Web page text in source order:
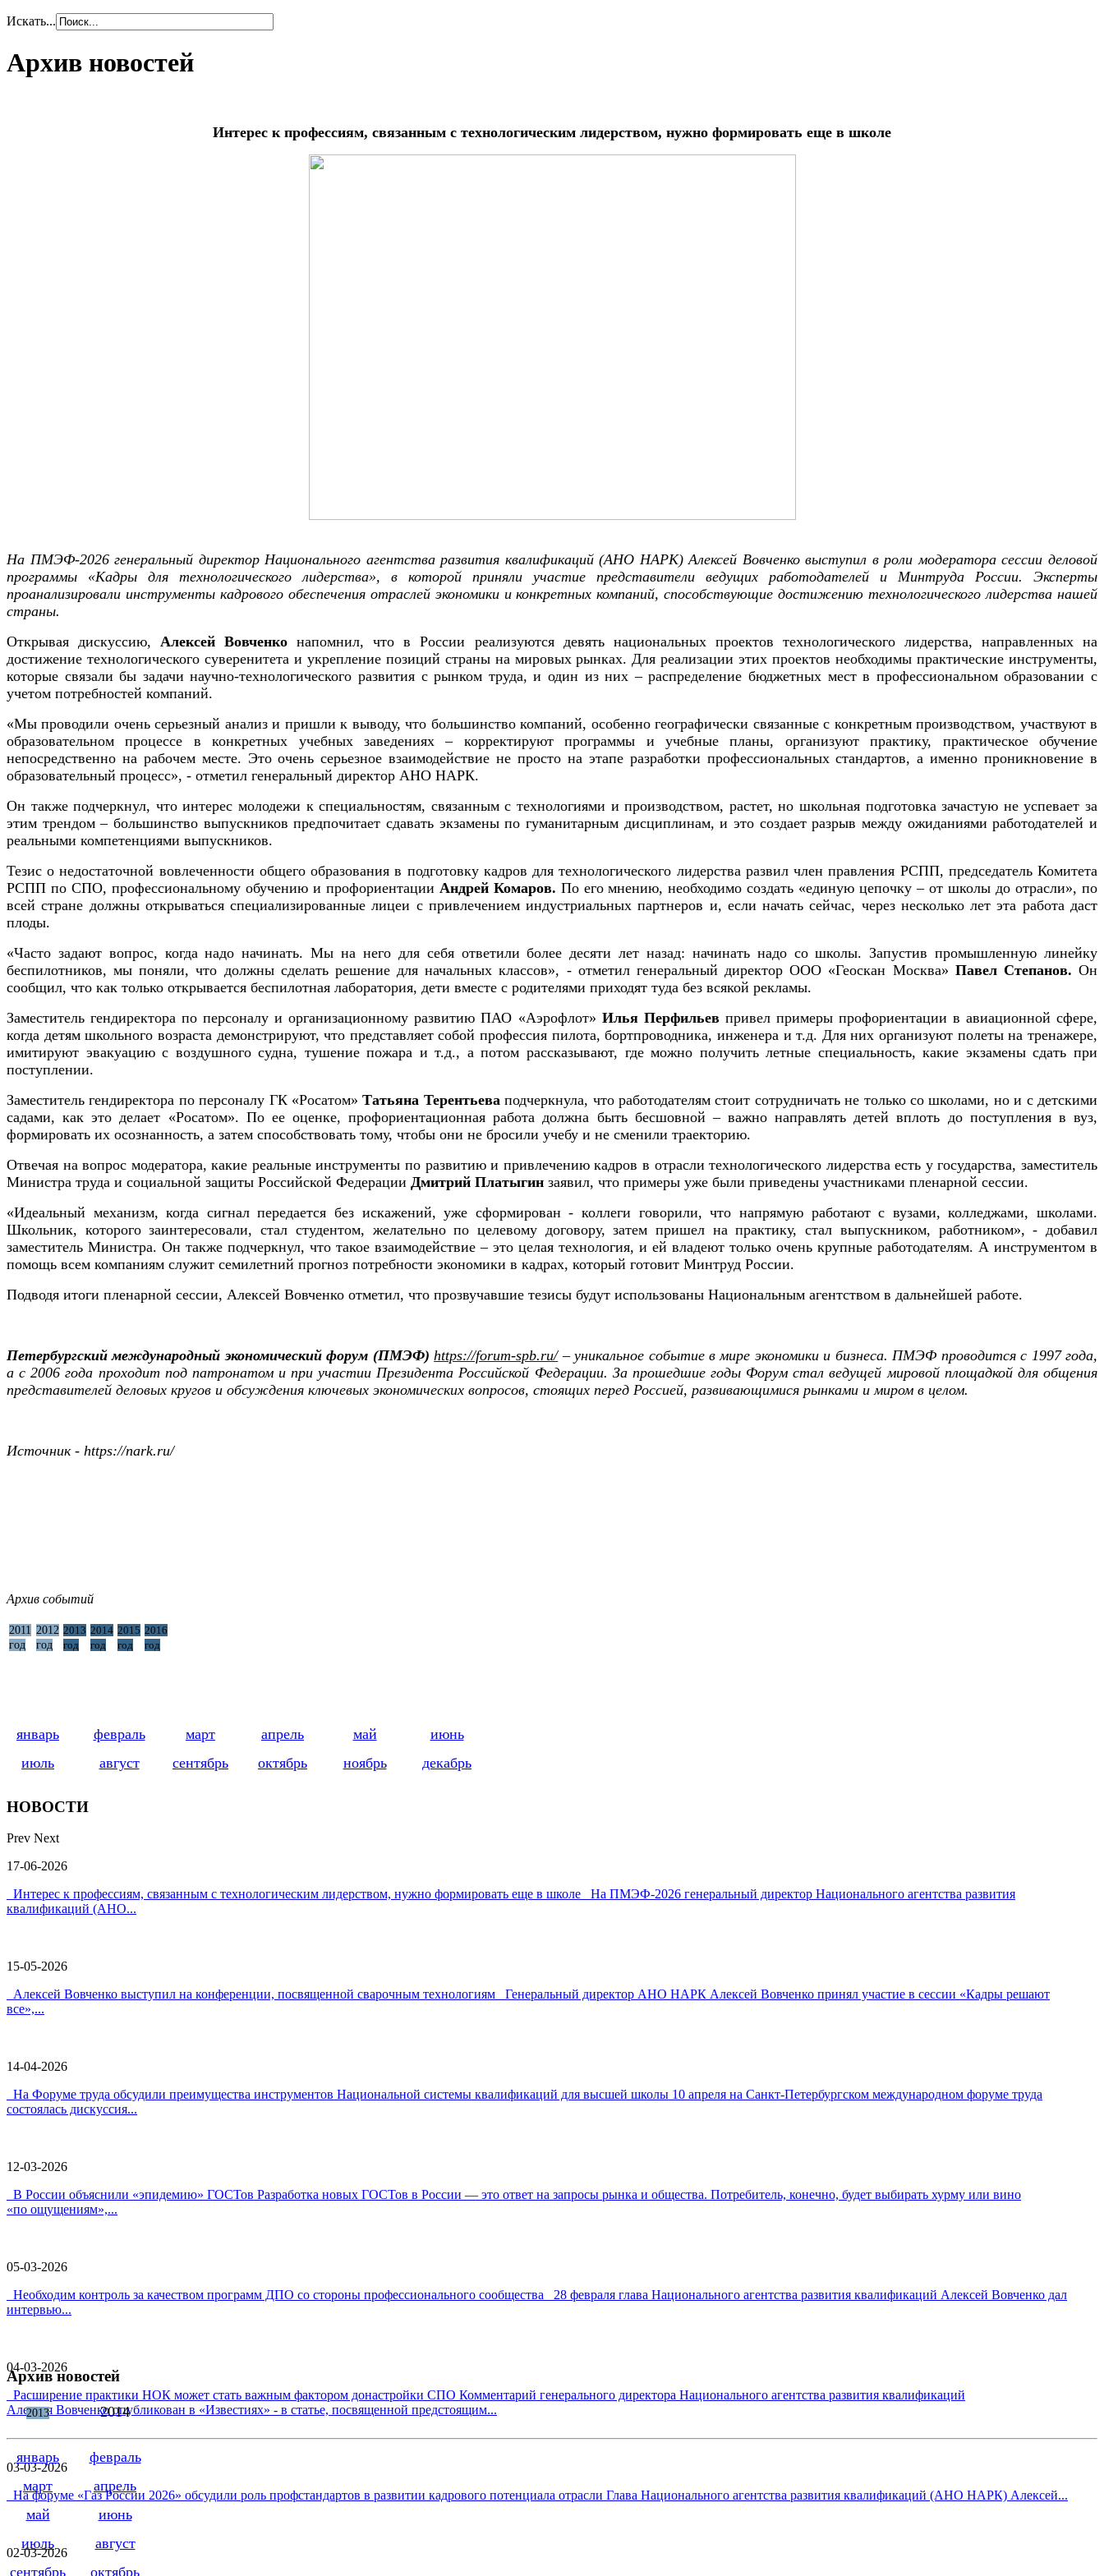
Искать...
Архив новостей
Интерес к профессиям, связанным с технологическим лидерством, нужно формировать еще в школе
На ПМЭФ-2026 генеральный директор Национального агентства развития квалификаций (АНО НАРК) Алексей Вовченко выступил в роли модератора сессии деловой
программы «Кадры для технологического лидерства», в которой приняли участие представители ведущих работодателей и Минтруда России. Эксперты
проанализировали инструменты кадрового обеспечения отраслей экономики и конкретных компаний, способствующие достижению технологического лидерства нашей
страны.
Открывая дискуссию, Алексей Вовченко напомнил, что в России реализуются девять национальных проектов технологического лидерства, направленных на
достижение технологического суверенитета и укрепление позиций страны на мировых рынках. Для реализации этих проектов необходимы практические инструменты,
которые связали бы задачи научно-технологического развития с рынком труда, и один из них – распределение бюджетных мест в профессиональном образовании с
учетом потребностей компаний.
«Мы проводили очень серьезный анализ и пришли к выводу, что большинство компаний, особенно географически связанные с конкретным производством, участвуют в
образовательном процессе в конкретных учебных заведениях – корректируют программы и учебные планы, организуют практику, практическое обучение
непосредственно на рабочем месте. Это очень серьезное взаимодействие не просто на этапе разработки профессиональных стандартов, а именно проникновение в
образовательный процесс», - отметил генеральный директор АНО НАРК.
Он также подчеркнул, что интерес молодежи к специальностям, связанным с технологиями и производством, растет, но школьная подготовка зачастую не успевает за
этим трендом – большинство выпускников предпочитает сдавать экзамены по гуманитарным дисциплинам, и это создает разрыв между ожиданиями работодателей и
реальными компетенциями выпускников.
Тезис о недостаточной вовлеченности общего образования в подготовку кадров для технологического лидерства развил член правления РСПП, председатель Комитета
РСПП по СПО, профессиональному обучению и профориентации Андрей Комаров. По его мнению, необходимо создать «единую цепочку – от школы до отрасли», по
всей стране должны открываться специализированные лицеи с привлечением индустриальных партнеров и, если начать сейчас, через несколько лет эта работа даст
плоды.
«Часто задают вопрос, когда надо начинать. Мы на него для себя ответили более десяти лет назад: начинать надо со школы. Запустив промышленную линейку
беспилотников, мы поняли, что должны сделать решение для начальных классов», - отметил генеральный директор ООО «Геоскан Москва» Павел Степанов. Он
сообщил, что как только открывается беспилотная лаборатория, дети вместе с родителями приходят туда без всякой рекламы.
Заместитель гендиректора по персоналу и организационному развитию ПАО «Аэрофлот» Илья Перфильевпривел примеры профориентации в авиационной сфере,
когда детям школьного возраста демонстрируют, что представляет собой профессия пилота, бортпроводника, инженера и т.д. Для них организуют полеты на тренажере,
имитируют эвакуацию с воздушного судна, тушение пожара и т.д., а потом рассказывают, где можно получить летные специальность, какие экзамены сдать при
поступлении.
Заместитель гендиректора по персоналу ГК «Росатом»Татьяна Терентьева подчеркнула, что работодателям стоит сотрудничать не только со школами, но и с детскими
садами, как это делает «Росатом». По ее оценке, профориентационная работа должна быть бесшовной – важно направлять детей вплоть до поступления в вуз,
формировать их осознанность, а затем способствовать тому, чтобы они не бросили учебу и не сменили траекторию.
Отвечая на вопрос модератора, какие реальные инструменты по развитию и привлечению кадров в отрасли технологического лидерства есть у государства, заместитель
Министра труда и социальной защиты Российской Федерации Дмитрий Платыгин заявил, что примеры уже были приведены участниками пленарной сессии.
«Идеальный механизм, когда сигнал передается без искажений, уже сформирован - коллеги говорили, что напрямую работают с вузами, колледжами, школами.
Школьник, которого заинтересовали, стал студентом, желательно по целевому договору, затем пришел на практику, стал выпускником, работником», - добавил
заместитель Министра. Он также подчеркнул, что такое взаимодействие – это целая технология, и ей владеют только очень крупные работодателям. А инструментом в
помощь всем компаниям служит семилетний прогноз потребности экономики в кадрах, который готовит Минтруд России.
Подводя итоги пленарной сессии, Алексей Вовченко отметил, что прозвучавшие тезисы будут использованы Национальным агентством в дальнейшей работе.
Петербургский международный экономический форум (ПМЭФ) https://forum-spb.ru/– уникальное событие в мире экономики и бизнеса. ПМЭФ проводится с 1997 года,
а с 2006 года проходит под патронатом и при участии Президента Российской Федерации. За прошедшие годы Форум стал ведущей мировой площадкой для общения
представителей деловых кругов и обсуждения ключевых экономических вопросов, стоящих перед Россией, развивающимися рынками и миром в целом.
Источник - https://nark.ru/
Архив событий
2011
год
2012
год
2013
год
2014
год
2015
год
2016
год
январь февраль март апрель май
июнь
июль
август сентябрь октябрь ноябрь декабрь
НОВОСТИ
Prev Next
17-06-2026
Интерес к профессиям, связанным с технологическим лидерством, нужно формировать еще в школе На ПМЭФ-2026 генеральный директор Национального агентства развития
квалификаций (АНО...
15-05-2026
Алексей Вовченко выступил на конференции, посвященной сварочным технологиям Генеральный директор АНО НАРК Алексей Вовченко принял участие в сессии «Кадры решают
все»,...
14-04-2026
На Форуме труда обсудили преимущества инструментов Национальной системы квалификаций для высшей школы 10 апреля на Санкт-Петербургском международном форуме труда
состоялась дискуссия...
12-03-2026
В России объяснили «эпидемию» ГОСТов Разработка новых ГОСТов в России — это ответ на запросы рынка и общества. Потребитель, конечно, будет выбирать хурму или вино
«по ощущениям»,...
05-03-2026
Необходим контроль за качеством программ ДПО со стороны профессионального сообщества 28 февраля глава Национального агентства развития квалификаций Алексей Вовченко дал
интервью...
04-03-2026
Расширение практики НОК может стать важным фактором донастройки СПО Комментарий генерального директора Национального агентства развития квалификаций
Алексея Вовченко опубликован в «Известиях» - в статье, посвященной предстоящим...
03-03-2026
На форуме «Газ России 2026» обсудили роль профстандартов в развитии кадрового потенциала отрасли Глава Национального агентства развития квалификаций (АНО НАРК) Алексей...
02-03-2026
Архив новостей
2013 2014
январь
февраль
март
апрель
май
июнь
июль
август
сентябрь
октябрь